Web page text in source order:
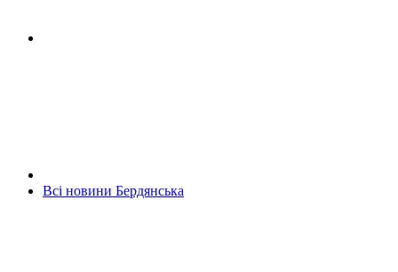
Всі новини Бердянська